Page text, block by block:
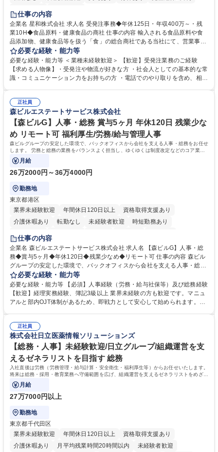
交通費支給
仕事の内容
企業名 星和株式会社 求人名 受発注事務◆年休125日・年収400万～・残
業10H◆食品原料・健康食品の商社 仕事の内容 輸入される食品原料や食
品添加物、健康食品等を扱う「食」の総合商社である当社にて、営業事務
として営業サポートや書類作成、データ入力、電話対応などの業務をお任
せします。 ・受注／出荷指示／売上管理／仕入管理／在庫管理／お客様や
倉庫と電話確認など、販売に関わる事務、営業サポートをお願いします。
・入社後は商品について覚えることから始め、先輩社員OJTと共に業務を
万～・残業10H◆食品原料・健康食品の商社
必要な経験・能力等
必要な経験・能力等 ＜業種未経験歓迎＞ 【歓迎】受発注業務のご経験
【求める人物像】・受発注や物流が好きな方 ・社会人としての基本的な常
識・コミュニケーション力をお持ちの方 ・電話でのやり取りを含め、相手
演算ができる方 ・業務ルールや指示を理解し、行動できる方 学歴・資格
学歴：大学院 大学 短大 語学力： 資格：
正社員
森ビルエステートサービス株式会社
【森ビルG】人事・総務 賞与5ヶ月 年休120日 残業少な
め リモート可 福利厚生/労務/給与管理人事
森ビルグループの安定した環境で、バックオフィスから会社を支える人事・総務をお任せ
します。 労務と総務の業務をバランスよく担当し、ゆくゆくは制度改定などのコア業務
にも挑戦できる、やりがいある環境です。
月給
26万2000円～36万4000円
勤務地
東京都港区
業界未経験歓迎
年間休日120日以上
資格取得支援あり
介護休暇あり
転勤なし 未経験者歓迎
時短勤務あり
経験者歓迎
完全週休2日制
交通費支給 長期歓迎 駅近5分以内 土日祝休み
仕事の内容
企業名 森ビルエステートサービス株式会社 求人名 【森ビルG】人事・総
務◆賞与5ヶ月◆年休120日◆残業少なめ◆リモート可 仕事の内容 森ビル
グループの安定した環境で、バックオフィスから会社を支える人事・総務
をお任せします。 労務と総務の業務をバランスよく担当し、ゆくゆくは制
度改定などのコア業務にも挑戦できる、やりがいある環境です。 ■勤怠管
理、給与計算、社会保険手続き、年末調整等の労務管理全般 ■入退社手続
き、社内規定の改定や人事制度改定などのコア業務 ■社内イベントの企画
でも質問・相談できる環境が整っているため、安心して成長できます。 募
集職種 【森ビルG】人事・総務◆賞与5ヶ月◆年休120日◆残業少なめ◆
リモート可
必要な経験・能力等
必要な経験・能力等 【必須】人事経験（労務・給与社保等）及び総務経験
【歓迎】経理実務経験、簿記3級以上 業界未経験の方も歓迎です。マニュ
アルと部内OJT体制があるため、即戦力として安心して始められます。
務に挑戦できるため、自身の成長と組織への貢献度をダイレクトに実感で
きます。 残業少なめ、週1日リモート可など、ワークライフバランスを保
ち長期活躍できる環境です。 「これまでの幅広い経験を活かし、長期的な
キャリアを築きたい」という前向きな意欲と挑戦を全力で応援します。 学
歴・資格 学歴：大学院 大学 高専 短大 専修学校 高校 語学力： 資格：日商
簿記検定1級 日商簿記検定2級 日商簿記検定3級
正社員
株式会社日立医薬情報ソリューションズ
【総務・人事】未経験歓迎/日立グループ/組織運営を支
えるゼネラリストを目指す 総務
入社直後は労務（労務管理・給与計算・安全衛生・福利厚生等）からお任せいたします。
将来は総務・採用・教育業務へ守備範囲を広げ、組織運営を支えるゼネラリストをめざせ
ます。
月給
27万7000円以上
勤務地
東京都千代田区
業界未経験歓迎
年間休日120日以上
資格取得支援あり
介護休暇あり
月平均残業時間20時間以内 未経験者歓迎